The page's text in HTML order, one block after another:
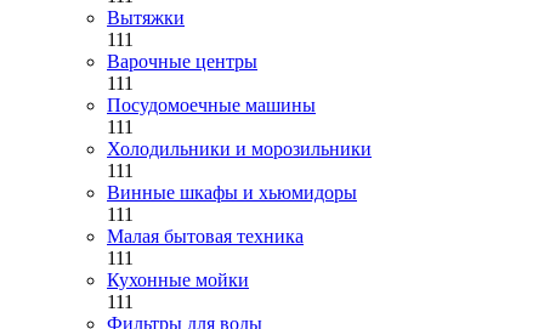
Вытяжки
111
Варочные центры
111
Посудомоечные машины
111
Холодильники и морозильники
111
Винные шкафы и хьюмидоры
111
Малая бытовая техника
111
Кухонные мойки
111
Фильтры для воды